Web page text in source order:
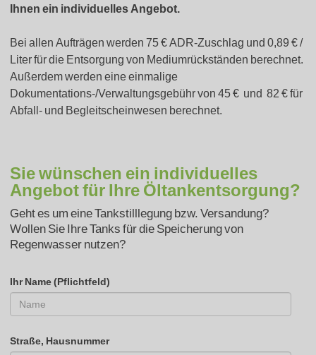
Ihnen ein individuelles Angebot.
Bei allen Aufträgen werden 75 € ADR-Zuschlag und 0,89 € /
Liter für die Entsorgung von Mediumrückständen berechnet.
Außerdem werden eine einmalige
Dokumentations-/Verwaltungsgebühr von 45 € und 82 € für
Abfall- und Begleitscheinwesen berechnet.
Sie wünschen ein individuelles
Angebot für Ihre Öltankentsorgung?
Geht es um eine Tankstilllegung bzw. Versandung?
Wollen Sie Ihre Tanks für die Speicherung von
Regenwasser nutzen?
Ihr Name (Pflichtfeld)
Straße, Hausnummer